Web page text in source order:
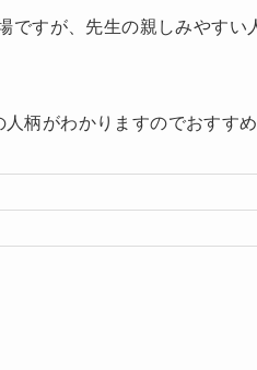
すが、先生の親しみやすい
柄がわかりますのでおすすめ